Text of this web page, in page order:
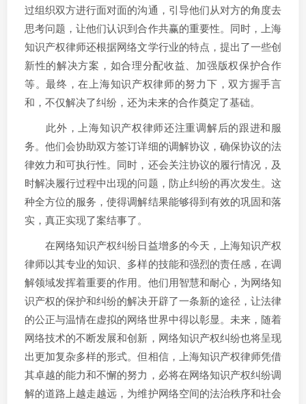
过组织双方进行面对面的沟通，引导他们从对方的角度去
思考问题，让他们认识到合作共赢的重要性。同时，上海
知识产权律师还根据网络文学行业的特点，提出了一些创
新性的解决方案，如合理分配收益、加强版权保护合作
等。最终，在上海知识产权律师的努力下，双方握手言
和，不仅解决了纠纷，还为未来的合作奠定了基础。
此外，上海知识产权律师还注重调解后的跟进和服
务。他们会协助双方签订详细的调解协议，确保协议的法
律效力和可执行性。同时，还会关注协议的履行情况，及
时解决履行过程中出现的问题，防止纠纷的再次发生。这
种全方位的服务，使得调解结果能够得到有效的巩固和落
实，真正实现了案结事了。
在网络知识产权纠纷日益增多的今天，上海知识产权
律师以其专业的知识、多样的技能和强烈的责任感，在调
解领域发挥着重要的作用。他们用智慧和耐心，为网络知
识产权的保护和纠纷的解决开辟了一条新的途径，让法律
的公正与温情在虚拟的网络世界中得以彰显。未来，随着
网络技术的不断发展和创新，网络知识产权纠纷也将呈现
出更加复杂多样的形式。但相信，上海知识产权律师凭借
其卓越的能力和不懈的努力，必将在网络知识产权纠纷调
解的道路上越走越远，为维护网络空间的法治秩序和社会